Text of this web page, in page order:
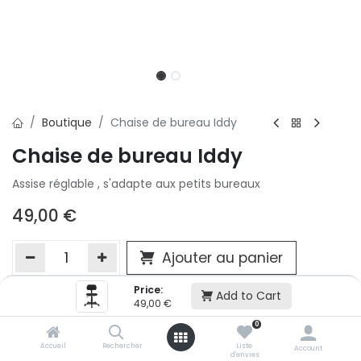
Price:
49,00 € Add to Cart
Accueil Rechercher
0
Liste
d'envies
Account
Boutique Chaise de bureau Iddy
Chaise de bureau Iddy
Assise réglable , s'adapte aux petits bureaux
49,00 €
Ajouter au panier
Ajouter à la liste d'envie
Si vous ne pouvez pas ajouter cet article dans votre panier
victime de son succès et momentanément indisponible.